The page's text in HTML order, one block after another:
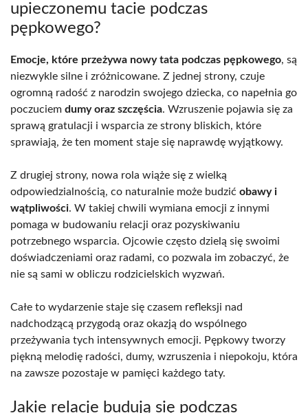
upieczonemu tacie podczas
pępkowego?
Emocje, które przeżywa nowy tata podczas pępkowego, są
niezwykle silne i zróżnicowane. Z jednej strony, czuje
ogromną radość z narodzin swojego dziecka, co napełnia go
poczuciem dumy oraz szczęścia. Wzruszenie pojawia się za
sprawą gratulacji i wsparcia ze strony bliskich, które
sprawiają, że ten moment staje się naprawdę wyjątkowy.
Z drugiej strony, nowa rola wiąże się z wielką
odpowiedzialnością, co naturalnie może budzić obawy i
wątpliwości. W takiej chwili wymiana emocji z innymi
pomaga w budowaniu relacji oraz pozyskiwaniu
potrzebnego wsparcia. Ojcowie często dzielą się swoimi
doświadczeniami oraz radami, co pozwala im zobaczyć, że
nie są sami w obliczu rodzicielskich wyzwań.
Całe to wydarzenie staje się czasem refleksji nad
nadchodzącą przygodą oraz okazją do wspólnego
przeżywania tych intensywnych emocji. Pępkowy tworzy
piękną melodię radości, dumy, wzruszenia i niepokoju, która
na zawsze pozostaje w pamięci każdego taty.
Jakie relacje budują się podczas